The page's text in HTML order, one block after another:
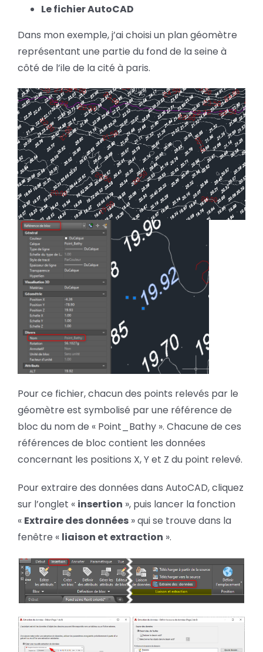
Le fichier AutoCAD
Dans mon exemple, j’ai choisi un plan géomètre
représentant une partie du fond de la seine à
côté de l’ile de la cité à paris.
Pour ce fichier, chacun des points relevés par le
géomètre est symbolisé par une référence de
bloc du nom de « Point_Bathy ». Chacune de ces
références de bloc contient les données
concernant les positions X, Y et Z du point relevé.
Pour extraire des données dans AutoCAD, cliquez
sur l’onglet « insertion », puis lancer la fonction
« Extraire des données» qui se trouve dans la
fenêtre « liaison et extraction ».